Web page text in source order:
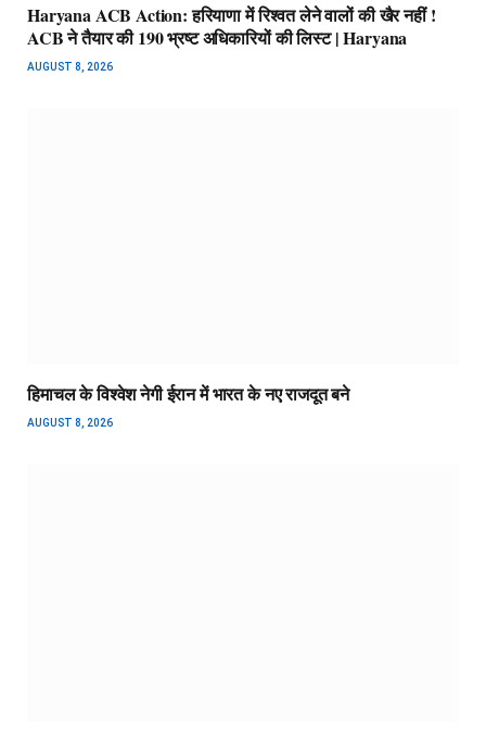
Haryana ACB Action: हरियाणा में रिश्वत लेने वालों की खैर नहीं !
ACB ने तैयार की 190 भ्रष्ट अधिकारियों की लिस्ट | Haryana
AUGUST 8, 2026
हिमाचल के विश्वेश नेगी ईरान में भारत के नए राजदूत बने
AUGUST 8, 2026